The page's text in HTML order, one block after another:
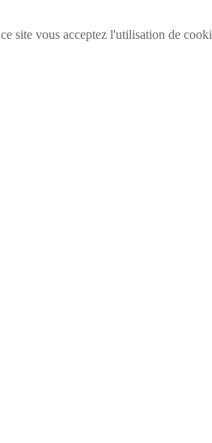
site vous acceptez l'utilisation de